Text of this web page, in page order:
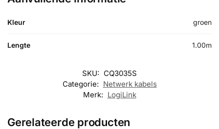
Kleur groen
Lengte 1.00m
SKU: CQ3035S
Categorie: Netwerk kabels
Merk: LogiLink
Gerelateerde producten